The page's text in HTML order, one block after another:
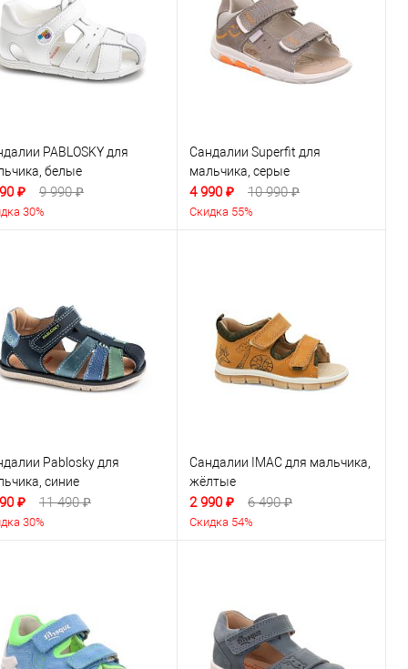
PABLOSKY для
белые
₽ 9 990 ₽
30%
Сандалии Superfit для
мальчика, серые
4 990 ₽ 10 990 ₽
Скидка 55%
Pablosky для
синие
₽ 11 490 ₽
30%
Сандалии IMAC для мальчика,
жёлтые
2 990 ₽ 6 490 ₽
Скидка 54%